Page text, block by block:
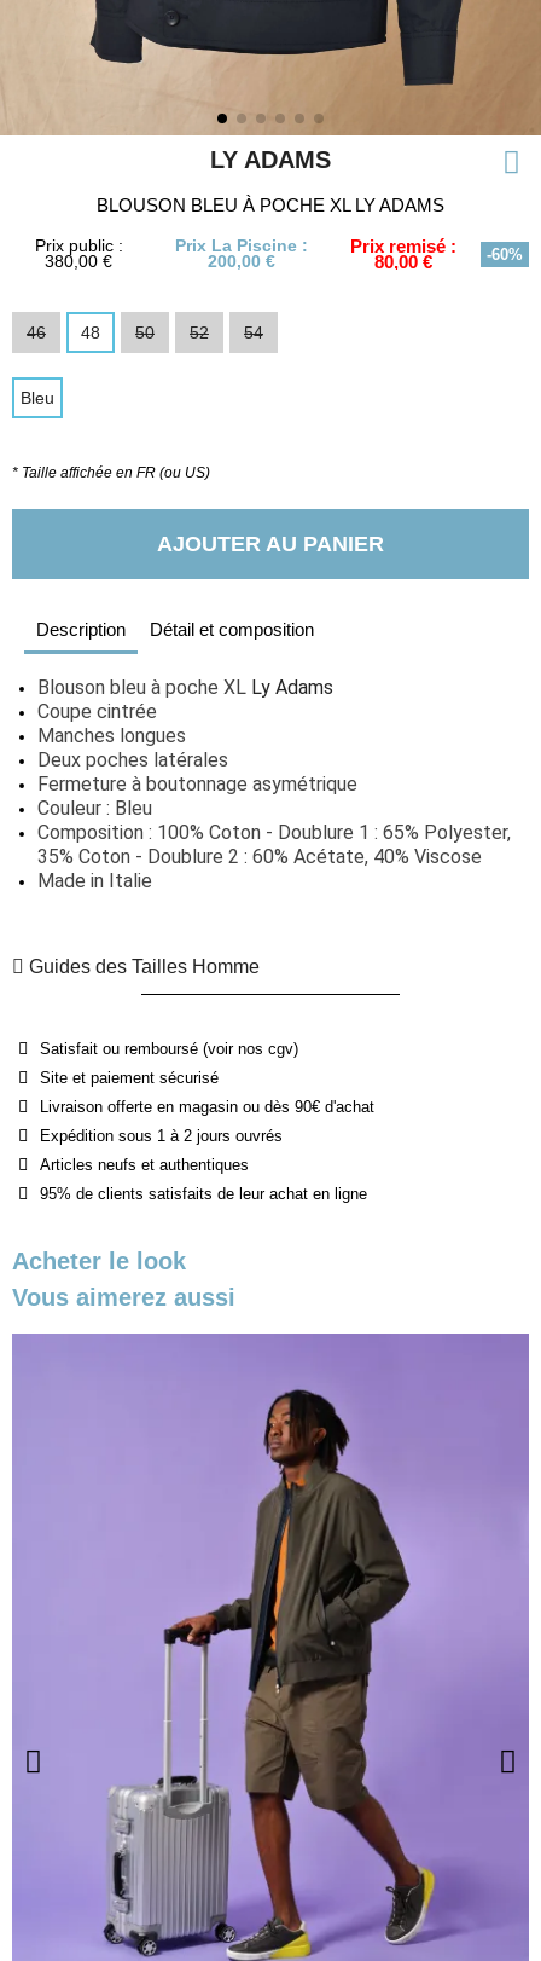
LY ADAMS
BLOUSON BLEU À POCHE XL LY ADAMS
Prix public :
380,00 €
Prix La Piscine :
200,00 €
Prix remisé :
80,00 € -60%
46 48 50 52 54
Bleu
* Taille affichée en FR (ou US)
AJOUTER AU PANIER
Description Détail et composition
Blouson bleu à poche XL Ly Adams
Coupe cintrée
Manches longues
Deux poches latérales
Fermeture à boutonnage asymétrique
Couleur : Bleu
Composition : 100% Coton - Doublure 1 : 65% Polyester,
35% Coton - Doublure 2 : 60% Acétate, 40% Viscose
Made in Italie
Guides des Tailles Homme
Satisfait ou remboursé (voir nos cgv)
Site et paiement sécurisé
Livraison offerte en magasin ou dès 90€ d'achat
Expédition sous 1 à 2 jours ouvrés
Articles neufs et authentiques
95% de clients satisfaits de leur achat en ligne
Acheter le look
Vous aimerez aussi